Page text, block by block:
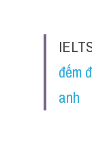
Giải đề
Report
đếm
anh